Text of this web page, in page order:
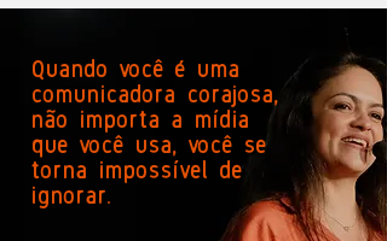
Quando você é uma
comunicadora corajosa,
não importa a mídia
que você usa, você se
torna impossível de
ignorar.